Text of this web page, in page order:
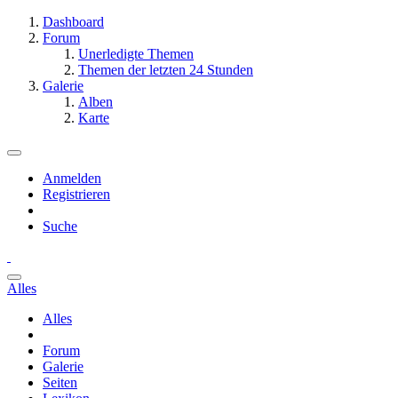
Dashboard
Forum
Unerledigte Themen
Themen der letzten 24 Stunden
Galerie
Alben
Karte
Anmelden
Registrieren
Suche
Alles
Alles
Forum
Galerie
Seiten